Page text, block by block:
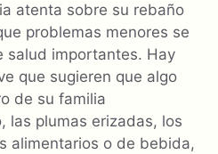
atenta sobre su rebaño
problemas menores se
salud importantes. Hay
que sugieren que algo
de su familia
las plumas erizadas, los
alimentarios o de bebida,